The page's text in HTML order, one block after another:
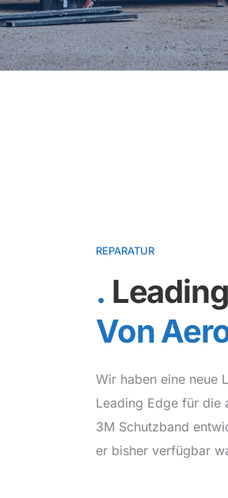
REPARATUR
Von
Wir haben eine neue
Leading Edge für die
3M Schutzband
er bisher verfügbar